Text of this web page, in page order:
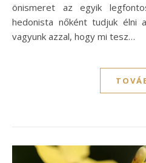
önismeret az egyik
hedonista nőként tudjuk élni
vagyunk azzal, hogy mi tesz…